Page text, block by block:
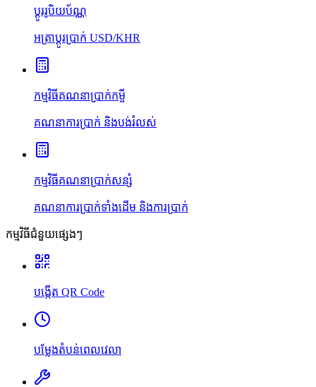
ប្ដូររូបិយប័ណ្ណ
អត្រាប្ដូរប្រាក់ USD/KHR
កម្មវិធីគណនាប្រាក់កម្ចី
គណនាការប្រាក់ និងបង់រំលស់
កម្មវិធីគណនាប្រាក់សន្សំ
គណនាការប្រាក់ទាំងដើម និងការប្រាក់
កម្មវិធីជំនួយផ្សេងៗ
បង្កើត QR Code
បម្លែងតំបន់ពេលវេលា